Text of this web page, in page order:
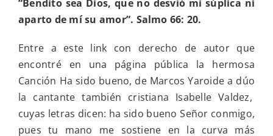
“Bendito sea Dios, que no desvió mi súplica ni
aparto de mí su amor”. Salmo 66: 20.
Entre a este link con derecho de autor que
encontré en una página pública la hermosa
Canción Ha sido bueno, de Marcos Yaroide a dúo
la cantante también cristiana Isabelle Valdez,
cuyas letras dicen: ha sido bueno Señor conmigo,
pues tu mano me sostiene en la curva más